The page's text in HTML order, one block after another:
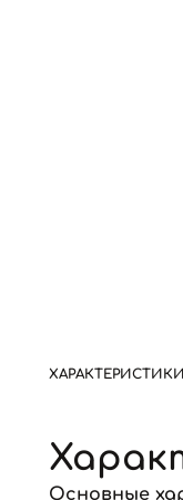
ХАРАКТЕРИСТИКИ
Основные